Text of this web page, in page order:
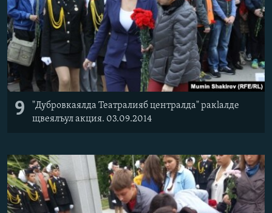
9
"Дубровкаялда Театралияб централда" ракlалде
щвеялъул акция. 03.09.2014